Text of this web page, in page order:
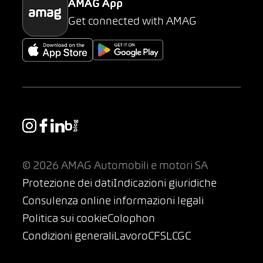
AMAG App
Get connected with AMAG
© 2026 AMAG Automobili e motori SA
Protezione dei datiIndicazioni giuridiche
Consulenza online informazioni legali
Politica sui cookieColophon
Condizioni generaliLavoroCFSLCGC